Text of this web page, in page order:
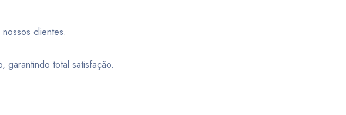
clientes.
garantindo total satisfação.